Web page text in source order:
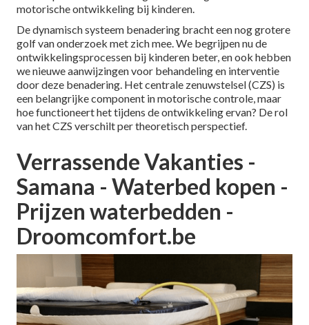
motorische ontwikkeling bij kinderen.
De dynamisch systeem benadering bracht een nog grotere
golf van onderzoek met zich mee. We begrijpen nu de
ontwikkelingsprocessen bij kinderen beter, en ook hebben
we nieuwe aanwijzingen voor behandeling en interventie
door deze benadering. Het centrale zenuwstelsel (CZS) is
een belangrijke component in motorische controle, maar
hoe functioneert het tijdens de ontwikkeling ervan? De rol
van het CZS verschilt per theoretisch perspectief.
Verrassende Vakanties -
Samana - Waterbed kopen -
Prijzen waterbedden -
Droomcomfort.be